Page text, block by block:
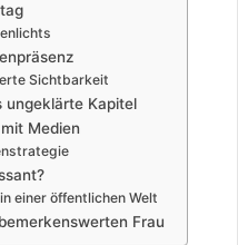
Sichtbarkeit
ungeklärte Kapitel
Medien
einer öffentlichen Welt
Frau